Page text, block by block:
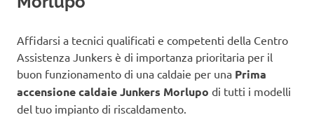
Roma
Affidarsi a tecnici qualificati e competenti della Centro
Assistenza Junkers è di importanza prioritaria per il
buon funzionamento di una caldaie per una Prima
accensione caldaie Junkers Morlupo di tutti i modelli
del tuo impianto di riscaldamento.